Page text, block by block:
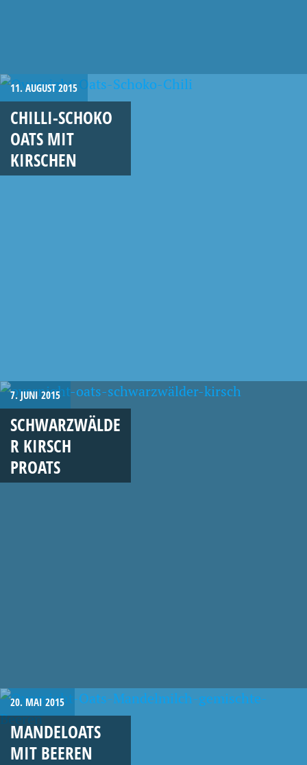
11. AUGUST 2015
CHILLI-SCHOKO
OATS MIT
KIRSCHEN
7. JUNI 2015
SCHWARZWÄLDE
R KIRSCH
PROATS
20. MAI 2015
MANDELOATS
MIT BEEREN